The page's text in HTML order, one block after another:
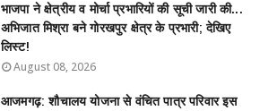
भाजपा ने क्षेत्रीय व मोर्चा प्रभारियों की सूची जारी की...
अभिजात मिश्रा बने गोरखपुर क्षेत्र के प्रभारी; देखिए
लिस्ट!
August 08, 2026
आजमगढ़: शौचालय योजना से वंचित पात्र परिवार इस